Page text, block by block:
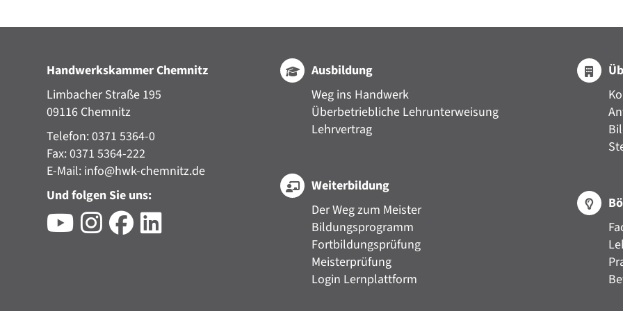
Handwerkskammer Chemnitz
Limbacher Straße 195
09116 Chemnitz
Telefon: 0371 5364-0
Fax: 0371 5364-222
E-Mail: info@hwk-chemnitz.de
Und folgen Sie uns:
Ausbildung
Weg ins Handwerk
Überbetriebliche Lehrunterweisung
Lehrvertrag
Weiterbildung
Der Weg zum Meister
Bildungsprogramm
Fortbildungsprüfung
Meisterprüfung
Login Lernplattform